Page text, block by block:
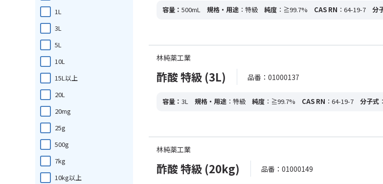
1L
3L
5L
10L
15L以上
20L
20mg
25g
500g
7kg
10kg以上
容量： 500mL 規格・用途 ：特級 純度 ：≧99.7% CAS RN ：64-19-7 分
林純薬工業
酢酸 特級 (3L) 品番：01000137
容量： 3L 規格・用途 ：特級 純度 ：≧99.7% CAS RN ：64-19-7 分子式
林純薬工業
酢酸 特級 (20kg) 品番：01000149